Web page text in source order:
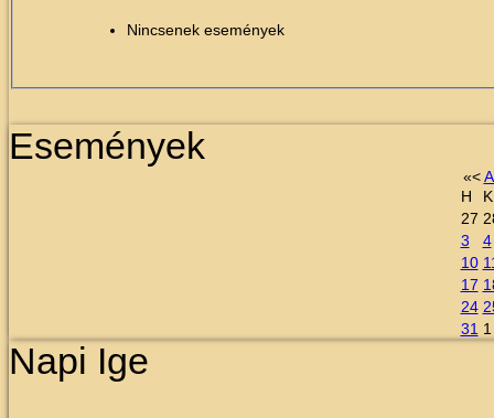
Nincsenek események
Események
«<
H
K
27
3
4
10
17
24
31 1
Napi Ige